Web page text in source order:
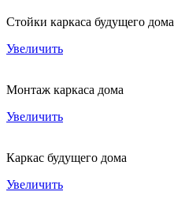
Стойки каркаса будущего дома
Увеличить
Монтаж каркаса дома
Увеличить
Каркас будущего дома
Увеличить